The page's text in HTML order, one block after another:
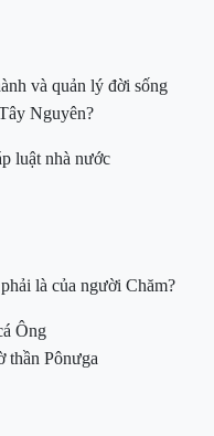
và quản lý đời sống
Nguyên?
luật nhà nước
là của người Chăm?
Ông
thần Pônưga